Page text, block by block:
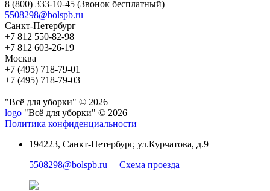
8 (800) 333-10-45 (Звонок бесплатный)
5508298@bolspb.ru
Санкт-Петербург
+7 812 550-82-98
+7 812 603-26-19
Москва
+7 (495) 718-79-01
+7 (495) 718-79-03
"Всё для уборки" © 2026
logo "Всё для уборки" © 2026
Политика конфиденциальности
194223, Санкт-Петербург, ул.Курчатова, д.9
5508298@bolspb.ru
Схема проезда